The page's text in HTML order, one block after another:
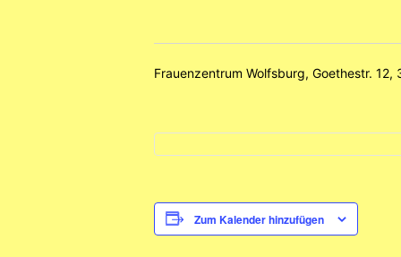
Frauenzentrum Wolfsburg, Goethestr.
Zum Kalender hinzufügen